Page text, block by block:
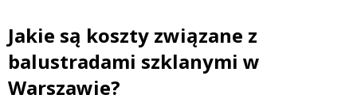
Jakie są koszty związane z
balustradami szklanymi w
Warszawie?